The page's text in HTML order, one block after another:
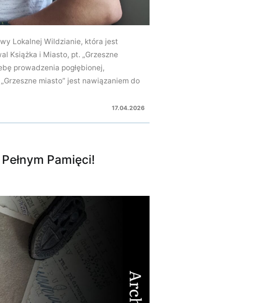
Lokalnej Wildzianie, która jest
Książka i Miasto, pt. „Grzeszne
prowadzenia pogłębionej,
miasto” jest nawiązaniem do
17.04.2026
Pamięci!